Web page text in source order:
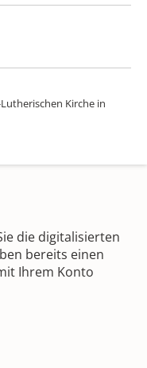
Kirche in
die digitalisierten
bereits einen
Ihrem Konto